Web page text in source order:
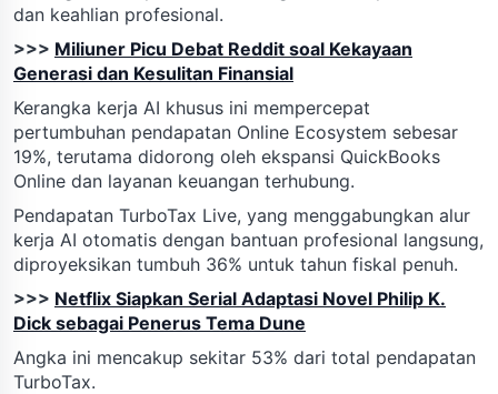
dan keahlian profesional.
>>> Miliuner Picu Debat Reddit soal Kekayaan
Generasi dan Kesulitan Finansial
Kerangka kerja AI khusus ini mempercepat
pertumbuhan pendapatan Online Ecosystem sebesar
19%, terutama didorong oleh ekspansi QuickBooks
Online dan layanan keuangan terhubung.
Pendapatan TurboTax Live, yang menggabungkan alur
kerja AI otomatis dengan bantuan profesional langsung,
diproyeksikan tumbuh 36% untuk tahun fiskal penuh.
>>> Netflix Siapkan Serial Adaptasi Novel Philip K.
Dick sebagai Penerus Tema Dune
Angka ini mencakup sekitar 53% dari total pendapatan
TurboTax.